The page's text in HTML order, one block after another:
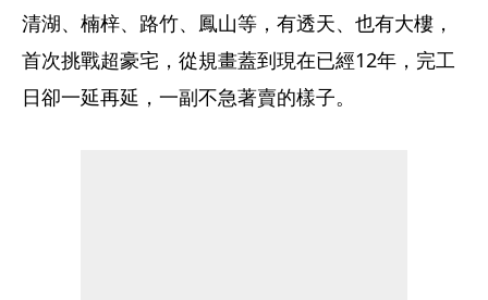
清湖、楠梓、路竹、鳳山等，有透天、也有大樓，
首次挑戰超豪宅，從規畫蓋到現在已經12年，完工
日卻一延再延，一副不急著賣的樣子。